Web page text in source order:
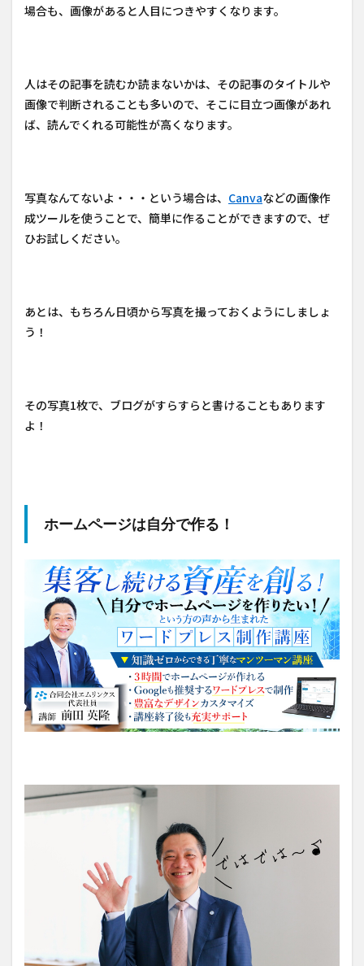
場合も、画像があると人目につきやすくなります。
人はその記事を読むか読まないかは、その記事のタイトルや
画像で判断されることも多いので、そこに目立つ画像があれ
ば、読んでくれる可能性が高くなります。
写真なんてないよ・・・という場合は、 Canvaなどの画像作
成ツールを使うことで、簡単に作ることができますので、ぜ
ひお試しください。
あとは、もちろん日頃から写真を撮っておくようにしましょ
う！
その写真1枚で、ブログがすらすらと書けることもあります
よ！
ホームページは自分で作る！